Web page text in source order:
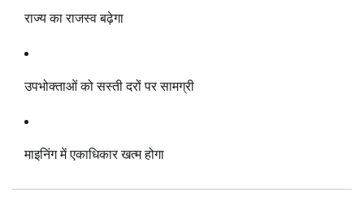
राज्य का राजस्व बढ़ेगा
उपभोक्ताओं को सस्ती दरों पर सामग्री
माइनिंग में एकाधिकार खत्म होगा